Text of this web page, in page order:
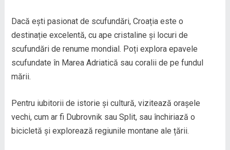
Dacă ești pasionat de scufundări, Croația este o
destinație excelentă, cu ape cristaline și locuri de
scufundări de renume mondial. Poți explora epavele
scufundate în Marea Adriatică sau coralii de pe fundul
mării.
Pentru iubitorii de istorie și cultură, vizitează orașele
vechi, cum ar fi Dubrovnik sau Split, sau închiriază o
bicicletă și explorează regiunile montane ale țării.